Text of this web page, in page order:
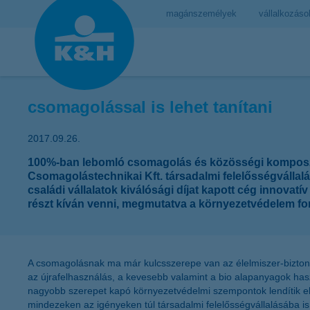
magánszemélyek
csomagolással is lehet tanítani
2017.09.26.
100%-ban lebomló csomagolás és közösségi
Csomagolástechnikai Kft. társadalmi
családi vállalatok kiválósági díjat kapott cég
részt kíván venni, megmutatva a környezetvédelem
A csomagolásnak ma már kulcsszerepe van az élelmiszer-
az újrafelhasználás, a kevesebb valamint a bio alapanyagok
nagyobb szerepet kapó környezetvédelmi szempontok lendítik
mindezeken az igényeken túl társadalmi felelősségvállalásába